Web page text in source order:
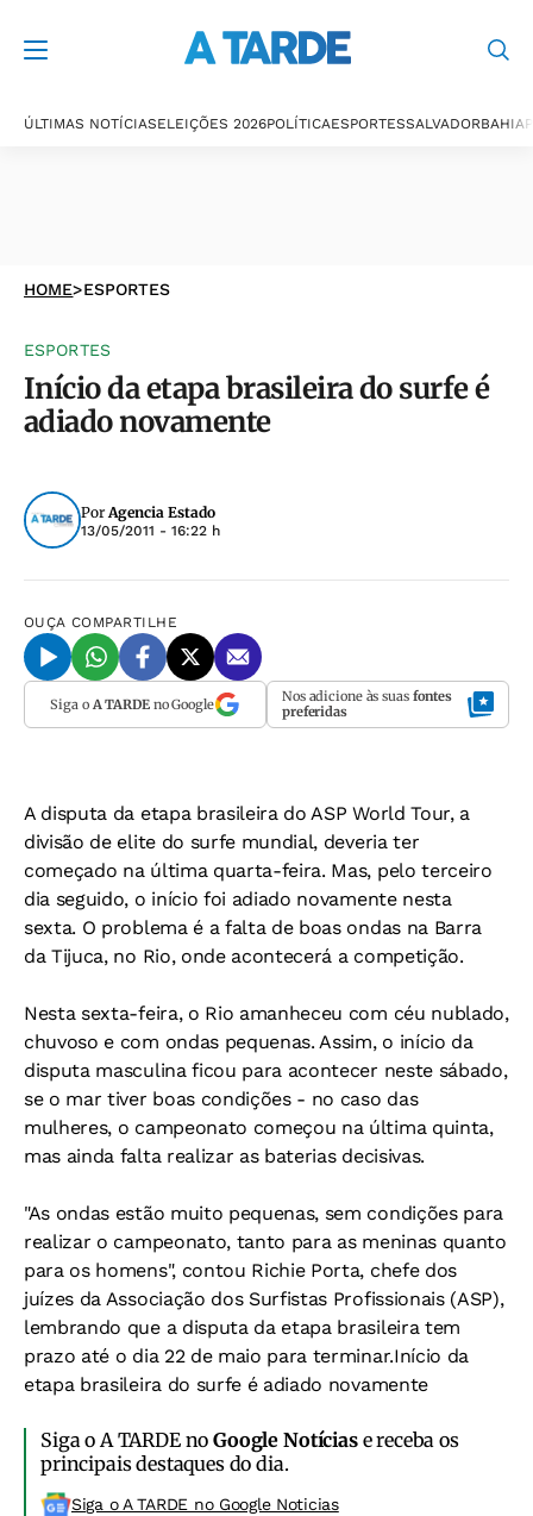
ÚLTIMAS NOTÍCIASELEIÇÕES 2026POLÍTICAESPORTESSALVADORBAHIA
HOME>ESPORTES
ESPORTES
Início da etapa brasileira do surfe é
adiado novamente
PorAgencia Estado
13/05/2011 - 16:22 h
OUÇA COMPARTILHE
Siga o A TARDEno Google Nos adicione às suas fontes
preferidas
A disputa da etapa brasileira do ASP World Tour, a
divisão de elite do surfe mundial, deveria ter
começado na última quarta-feira. Mas, pelo terceiro
dia seguido, o início foi adiado novamente nesta
sexta. O problema é a falta de boas ondas na Barra
da Tijuca, no Rio, onde acontecerá a competição.
Nesta sexta-feira, o Rio amanheceu com céu nublado,
chuvoso e com ondas pequenas. Assim, o início da
disputa masculina ficou para acontecer neste sábado,
se o mar tiver boas condições - no caso das
mulheres, o campeonato começou na última quinta,
mas ainda falta realizar as baterias decisivas.
"As ondas estão muito pequenas, sem condições para
realizar o campeonato, tanto para as meninas quanto
para os homens", contou Richie Porta, chefe dos
juízes da Associação dos Surfistas Profissionais (ASP),
lembrando que a disputa da etapa brasileira tem
prazo até o dia 22 de maio para terminar.Início da
etapa brasileira do surfe é adiado novamente
Siga o A TARDE noGoogle Notíciase receba os
principais destaques do dia.
Siga o A TARDE no Google Noticias